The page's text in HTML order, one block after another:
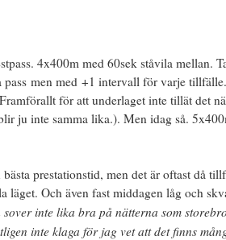
4x400m med 60sek ståvila mellan.
pass men med +1 intervall för varje
för att underlaget inte tillät det
ju inte samma lika.). Men idag så.
prestationstid, men det är oftast då
Och även fast middagen låg och
sover inte lika bra på nätterna som
inte klaga för jag vet att det finns